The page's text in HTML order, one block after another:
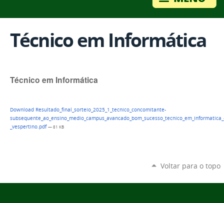
Técnico em Informática
Técnico em Informática
Download Resultado_final_sorteio_2025_1_tecnico_concomitante-
_vespertino.pdf— 81 KB
Voltar para o topo